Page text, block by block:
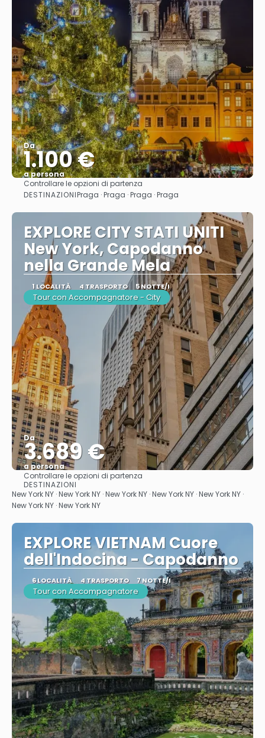
Da
1.100 €
a persona
Vedere
Controllare le opzioni di partenza
DESTINAZIONIPraga · Praga · Praga · Praga
EXPLORE CITY STATI UNITI
New York, Capodanno
nella Grande Mela
1 LOCALITÀ 4 TRASPORTO 5 NOTTE/I
Tour con Accompagnatore - City
Da
3.689 €
a persona
Vedere
Controllare le opzioni di partenza
DESTINAZIONI
New York NY · New York NY · New York NY · New York NY · New York NY ·
New York NY · New York NY
EXPLORE VIETNAM Cuore
dell'Indocina - Capodanno
6 LOCALITÀ 4 TRASPORTO 7 NOTTE/I
Tour con Accompagnatore